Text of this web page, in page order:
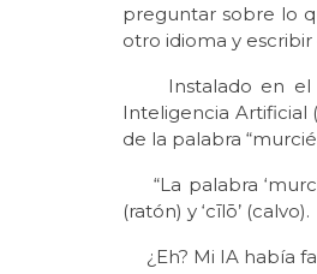
preguntar sobre lo
otro idioma y
Instalado en el
Inteligencia
de la palabra
“La palabra
(ratón) y ‘cīlō’ (calvo).
¿Eh? Mi IA había